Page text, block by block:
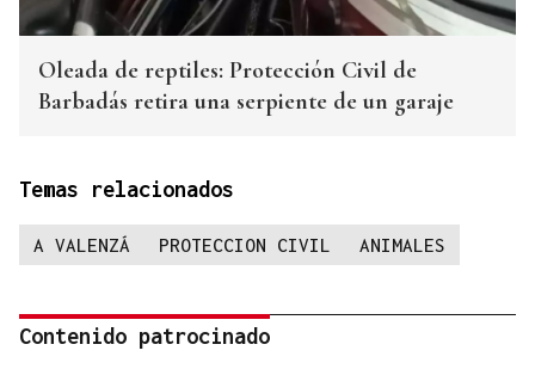
Oleada de reptiles: Protección Civil de
Barbadás retira una serpiente de un garaje
Temas relacionados
A VALENZÁ PROTECCION CIVIL ANIMALES
Contenido patrocinado